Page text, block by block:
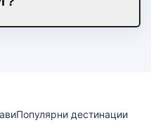
Популярни дестинации